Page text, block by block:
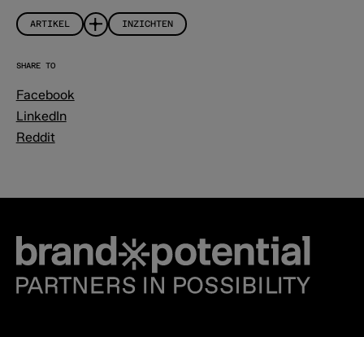
ARTIKEL INZICHTEN
SHARE TO
Facebook
LinkedIn
Reddit